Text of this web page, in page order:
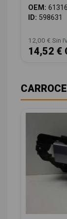
OEM:
ID: 598631
12,00 € Sin
14,52 €